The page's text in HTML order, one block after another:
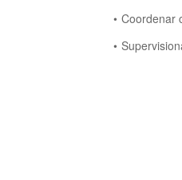
Coordenar